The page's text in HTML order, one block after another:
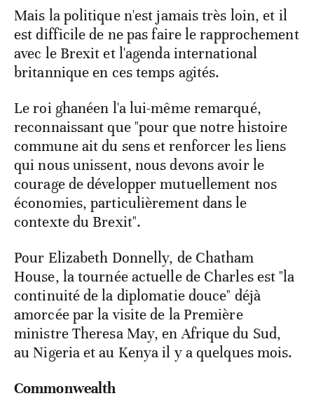
Mais la politique n'est jamais très loin, et il
est difficile de ne pas faire le rapprochement
avec le Brexit et l'agenda international
britannique en ces temps agités.
Le roi ghanéen l'a lui-même remarqué,
reconnaissant que "pour que notre histoire
commune ait du sens et renforcer les liens
qui nous unissent, nous devons avoir le
courage de développer mutuellement nos
économies, particulièrement dans le
contexte du Brexit".
Pour Elizabeth Donnelly, de Chatham
House, la tournée actuelle de Charles est "la
continuité de la diplomatie douce" déjà
amorcée par la visite de la Première
ministre Theresa May, en Afrique du Sud,
au Nigeria et au Kenya il y a quelques mois.
Commonwealth